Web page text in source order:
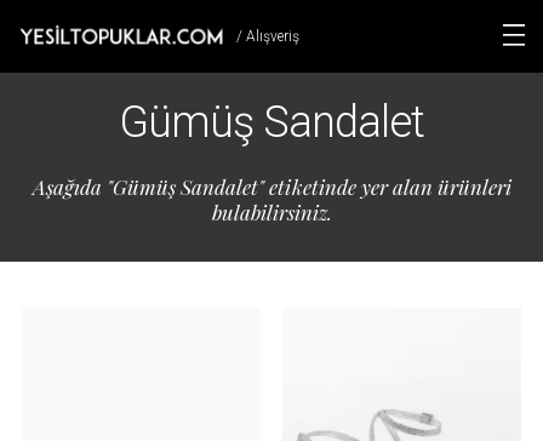
/ Alışveriş
Gümüş Sandalet
Aşağıda "Gümüş Sandalet" etiketinde yer alan ürünleri
bulabilirsiniz.